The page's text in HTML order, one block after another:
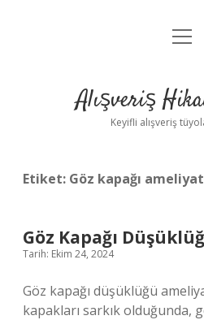
Anasayfa
Yasal
Alışveriş
Keyifli alışveriş
Etiket: Göz kapağı
Göz Kapağı
Tarih: Ekim 24, 2024
Göz kapağı düşüklüğü
kapakları sarkık olduğunda,